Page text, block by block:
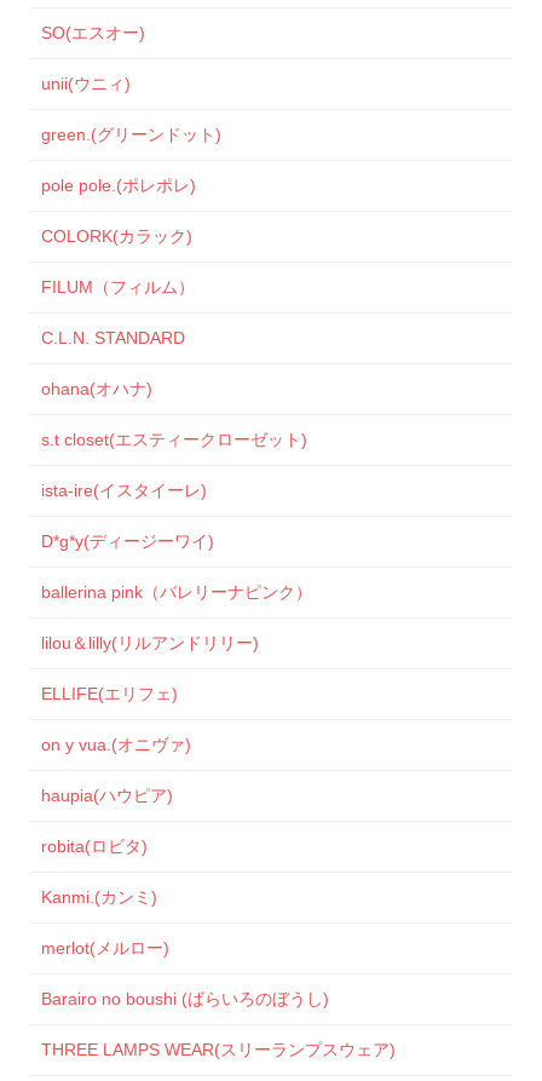
SO(エスオー)
unii(ウニィ)
green.(グリーンドット)
pole pole.(ポレポレ)
COLORK(カラック)
FILUM（フィルム）
C.L.N. STANDARD
ohana(オハナ)
s.t closet(エスティークローゼット)
ista-ire(イスタイーレ)
D*g*y(ディージーワイ)
ballerina pink（バレリーナピンク）
lilou＆lilly(リルアンドリリー)
ELLIFE(エリフェ)
on y vua.(オニヴァ)
haupia(ハウピア)
robita(ロビタ)
Kanmi.(カンミ)
merlot(メルロー)
Barairo no boushi (ばらいろのぼうし)
THREE LAMPS WEAR(スリーランプスウェア)